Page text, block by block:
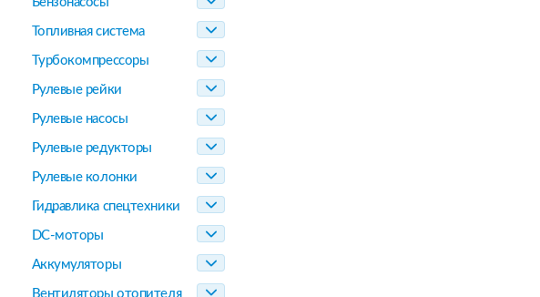
Топливная система
Турбокомпрессоры
Рулевые рейки
Рулевые насосы
Рулевые редукторы
Рулевые колонки
Гидравлика спецтехники
DC-моторы
Аккумуляторы
Вентиляторы отопителя